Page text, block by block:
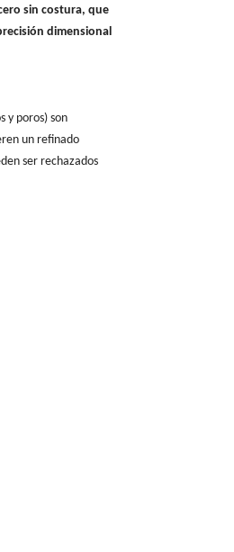
sin costura, que
dimensional
y poros) son
un refinado
ser rechazados